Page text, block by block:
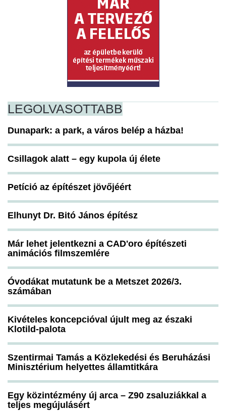
LEGOLVASOTTABB
Dunapark: a park, a város belép a házba!
Csillagok alatt – egy kupola új élete
Petíció az építészet jövőjéért
Elhunyt Dr. Bitó János építész
Már lehet jelentkezni a CAD'oro építészeti
animációs filmszemlére
Óvodákat mutatunk be a Metszet 2026/3.
számában
Kivételes koncepcióval újult meg az északi
Klotild-palota
Szentirmai Tamás a Közlekedési és Beruházási
Minisztérium helyettes államtitkára
Egy közintézmény új arca – Z90 zsaluziákkal a
teljes megújulásért